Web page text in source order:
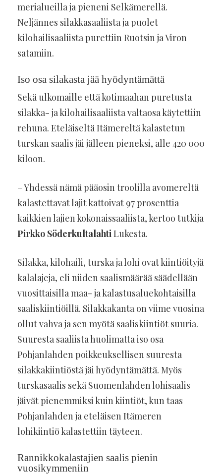
merialueilla ja pieneni Selkämerellä.
Neljännes silakkasaaliista ja puolet
kilohailisaaliista purettiin Ruotsin ja Viron
satamiin.
Iso osa silakasta jää hyödyntämättä
Sekä ulkomaille että kotimaahan puretusta
silakka- ja kilohailisaaliista valtaosa käytettiin
rehuna. Eteläiseltä Itämereltä kalastetun
turskan saalis jäi jälleen pieneksi, alle 420 000
kiloon.
– Yhdessä nämä pääosin troolilla avomereltä
kalastettavat lajit kattoivat 97 prosenttia
kaikkien lajien kokonaissaaliista, kertoo tutkija
Pirkko SöderkultalahtiLukesta.
Silakka, kilohaili, turska ja lohi ovat kiintiöityjä
kalalajeja, eli niiden saalismäärää säädellään
vuosittaisilla maa- ja kalastusaluekohtaisilla
saaliskiintiöillä. Silakkakanta on viime vuosina
ollut vahva ja sen myötä saaliskiintiöt suuria.
Suuresta saaliista huolimatta iso osa
Pohjanlahden poikkeuksellisen suuresta
silakkakiintiöstä jäi hyödyntämättä. Myös
turskasaalis sekä Suomenlahden lohisaalis
jäivät pienemmiksi kuin kiintiöt, kun taas
Pohjanlahden ja eteläisen Itämeren
lohikiintiö kalastettiin täyteen.
Rannikkokalastajien saalis pienin
vuosikymmeniin